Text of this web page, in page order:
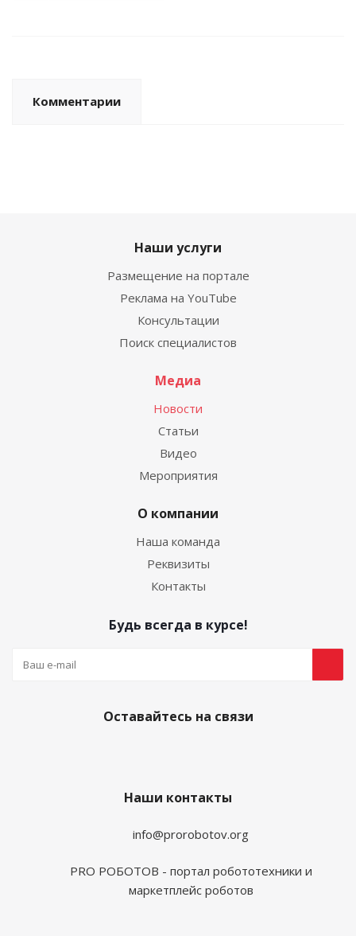
Комментарии
Наши услуги
Размещение на портале
Реклама на YouTube
Консультации
Поиск специалистов
Медиа
Новости
Статьи
Видео
Мероприятия
О компании
Наша команда
Реквизиты
Контакты
Будь всегда в курсе!
Оставайтесь на связи
Наши контакты
info@prorobotov.org
PRO РОБОТОВ - портал робототехники и
маркетплейс роботов